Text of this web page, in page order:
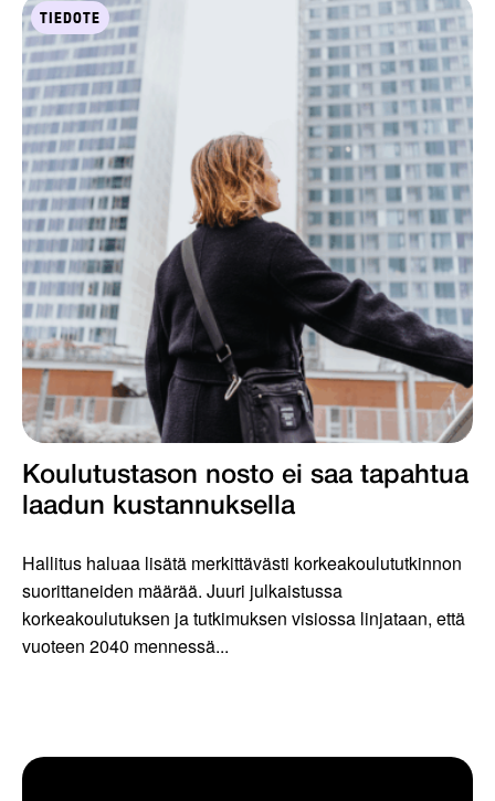
TIEDOTE
Koulutustason nosto ei saa tapahtua
laadun kustannuksella
Hallitus haluaa lisätä merkittävästi korkeakoulututkinnon
suorittaneiden määrää. Juuri julkaistussa
korkeakoulutuksen ja tutkimuksen visiossa linjataan, että
vuoteen 2040 mennessä...